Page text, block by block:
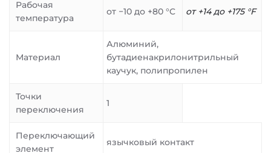
Рабочая
температура
от −10 до +80 °C от +14 до +175 °F
Материал
Алюминий,
бутадиенакрилонитрильный
каучук, полипропилен
Точки
переключения
1
Переключающий
элемент
язычковый контакт